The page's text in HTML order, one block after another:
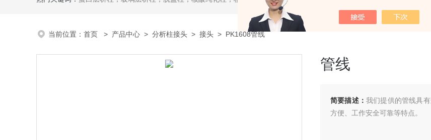
当前位置： 首页 > 产品中心 > 分析柱接头 > 接头 > PK1608管线
管线
简要描述： 我们提供的管线具
方便、工作安全可靠等特点。